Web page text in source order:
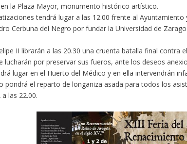
la Plaza Mayor, monumento histórico artístico.
tendrá lugar a las 12.00 frente al
Cerbuna del Negro por fundar la Universidad de
II librarán a las 20.30 una cruenta batalla final contra
lucharán por preservar sus fueros, ante los deseos
lugar en el Huerto del Médico y en ella intervendrán
pondrá el reparto de longaniza asada para todos los
las 22.00.